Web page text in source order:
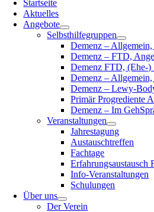
Startseite
Aktuelles
Angebote
Selbsthilfegruppen
Demenz –
Demenz – FTD,
Demenz FTD, (Ehe-)
Demenz –
Demenz – Lewy-
Primär Progrediente
Demenz – Im
Veranstaltungen
Jahrestagung
Austauschtreffen
Fachtage
Erfahrungsaustausch
Info-Veranstaltungen
Schulungen
Über uns
Der Verein